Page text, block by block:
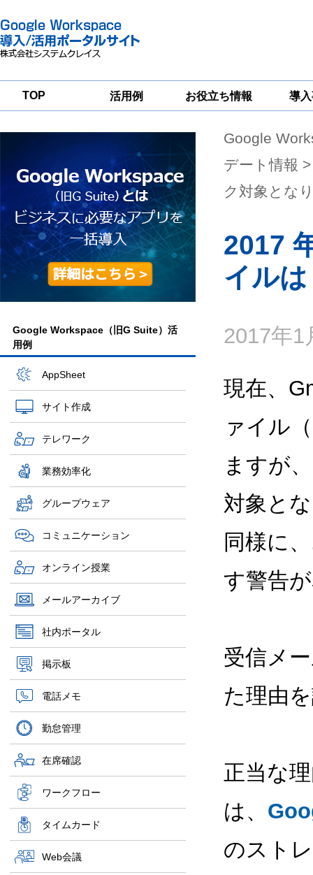
TOP 活用例 お役立ち情報
一
導
グループウェア
移行支援
Google
Workspace
セキュリティ
対策サービス
Google Workspace（旧G Suite）活
用例
AppSheet
サイト作成
テレワーク
業務効率化
グループウェア
コミュニケーション
オンライン授業
メールアーカイブ
社内ポータル
掲示板
電話メモ
勤怠管理
在席確認
ワークフロー
タイムカード
Web会議
Google
デート情報
ク対象とな
2017
イル
2017年1
現在、
ァイル
ますが、
対象と
同様に
す警告
受信メ
た理由
正当な
は、
のスト